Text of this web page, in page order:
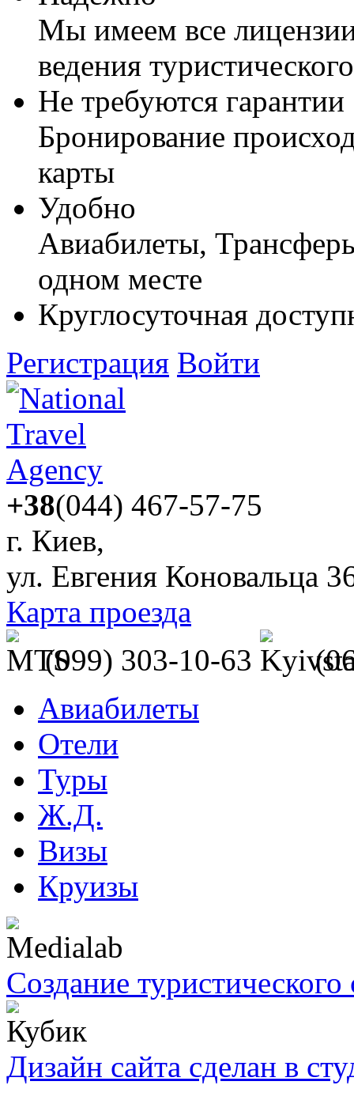
Мы имеем все
ведения
Не требуются гарантии
Бронирование
карты
Удобно
Авиабилеты,
одном месте
Круглосуточная
Регистрация Войти
+38(044) 467-57-75
г. Киев,
ул. Евгения Коновальца
Карта проезда
(099) 303-10-63
Авиабилеты
Отели
Туры
Ж.Д.
Визы
Круизы
Создание туристического
Дизайн сайта сделан в